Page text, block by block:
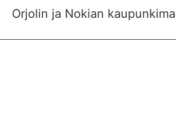
Orjolin ja Nokian